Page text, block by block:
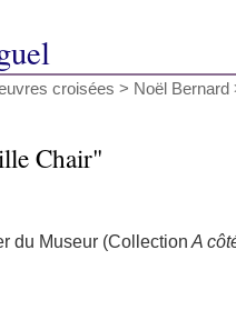
croisées > Noël Bernard
Chair"
du Museur (Collection A